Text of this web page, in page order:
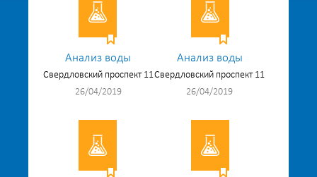
Анализ воды
Свердловский проспект 11
26/04/2019
Анализ воды
Свердловский проспект 11
26/04/2019